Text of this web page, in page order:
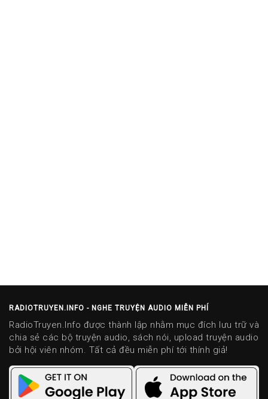
RADIOTRUYEN.INFO - NGHE TRUYỆN AUDIO MIỄN PHÍ
RadioTruyen.Info được thành lập nhằm mục đích lưu trữ và
chia sẻ các bộ truyện audio, sách nói, upload truyện audio
bởi hội viên nhóm. Tất cả đều miễn phí tới thính giả!